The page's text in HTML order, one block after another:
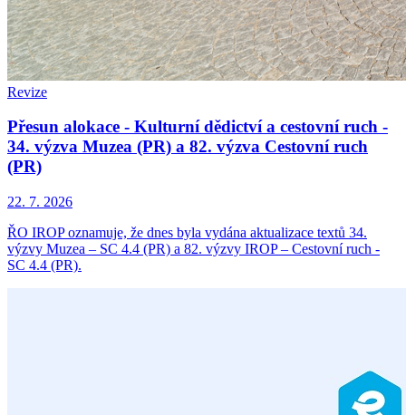
Revize
Přesun alokace - Kulturní dědictví a cestovní ruch -
34. výzva Muzea (PR) a 82. výzva Cestovní ruch
(PR)
22. 7. 2026
ŘO IROP oznamuje, že dnes byla vydána aktualizace textů 34.
výzvy Muzea – SC 4.4 (PR) a 82. výzvy IROP – Cestovní ruch -
SC 4.4 (PR).